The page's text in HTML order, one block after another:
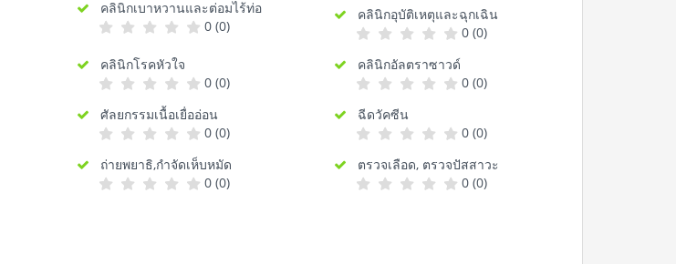
คลินิกเบาหวานและต่อมไร้ท่อ
0 (0)
คลินิกอุบัติเหตุและฉุกเฉิน
0 (0)
คลินิกโรคหัวใจ
0 (0)
คลินิกอัลตราซาวด์
0 (0)
ศัลยกรรมเนื้อเยื่ออ่อน
0 (0)
ฉีดวัคซีน
0 (0)
ถ่ายพยาธิ,กำจัดเห็บหมัด
0 (0)
ตรวจเลือด, ตรวจปัสสาวะ
0 (0)